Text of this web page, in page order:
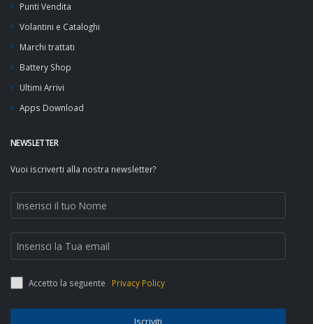
Punti Vendita
Volantini e Cataloghi
Marchi trattati
Battery Shop
Ultimi Arrivi
Apps Download
NEWSLETTER
Vuoi iscriverti alla nostra newsletter?
Accetto la seguente Privacy Policy
Iscriviti